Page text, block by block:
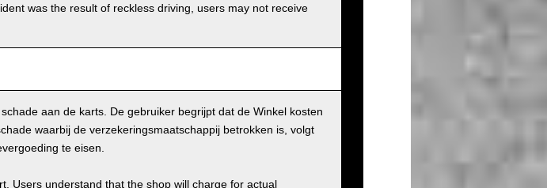
was the result of reckless driving, users may not receive
aan de karts. De gebruiker begrijpt dat de Winkel kosten
waarbij de verzekeringsmaatschappij betrokken is, volgt
te eisen.
Users understand that the shop will charge for actual